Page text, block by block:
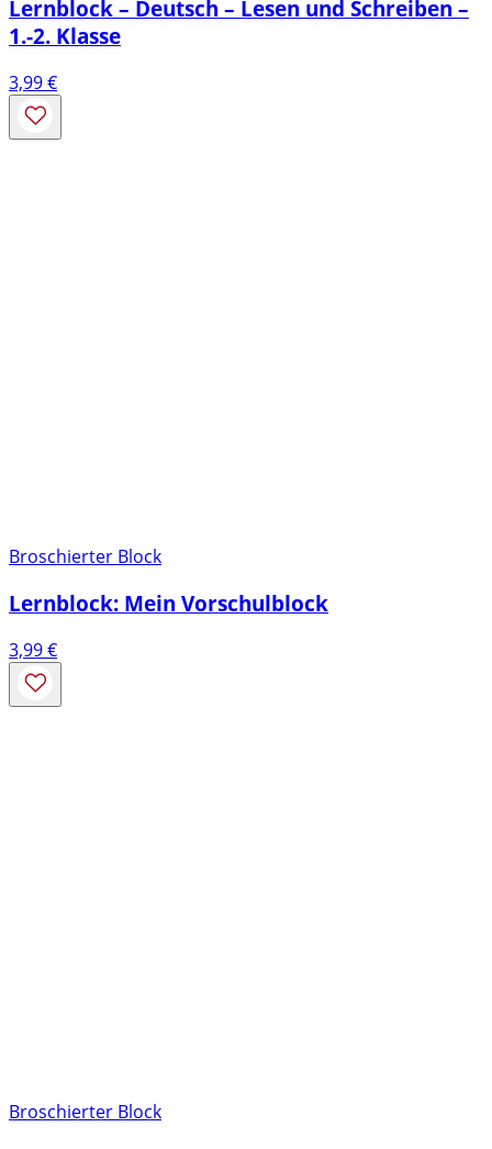
Lernblock – Deutsch – Lesen und Schreiben –
1.-2. Klasse
3,99€
Broschierter Block
Lernblock: Mein Vorschulblock
3,99€
Broschierter Block